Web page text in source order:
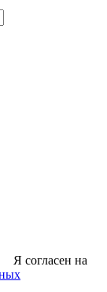
Я согласен на